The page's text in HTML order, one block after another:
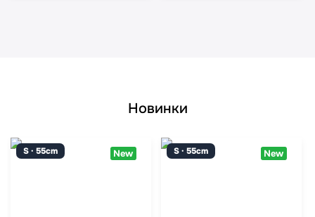
Новинки
S · 55cm New S · 55cm New